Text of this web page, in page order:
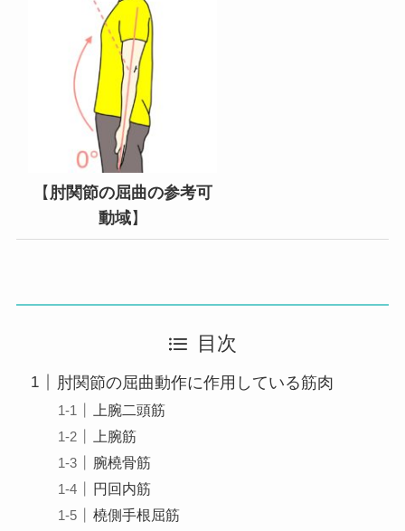
【 肘関節の屈曲の参考可
動域】
目次
肘関節の屈曲動作に作用している筋肉
上腕二頭筋
上腕筋
腕橈骨筋
円回内筋
橈側手根屈筋